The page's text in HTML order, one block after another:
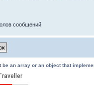
сообщений
be an array or an object that